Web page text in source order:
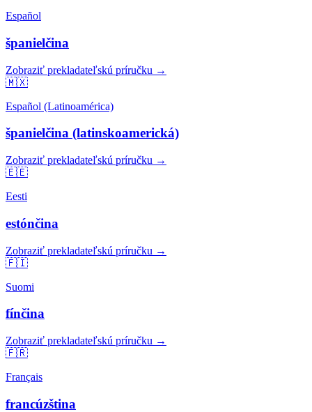
Español
španielčina
Zobraziť prekladateľskú príručku →
🇲🇽
Español (Latinoamérica)
španielčina (latinskoamerická)
Zobraziť prekladateľskú príručku →
🇪🇪
Eesti
estónčina
Zobraziť prekladateľskú príručku →
🇫🇮
Suomi
fínčina
Zobraziť prekladateľskú príručku →
🇫🇷
Français
francúzština